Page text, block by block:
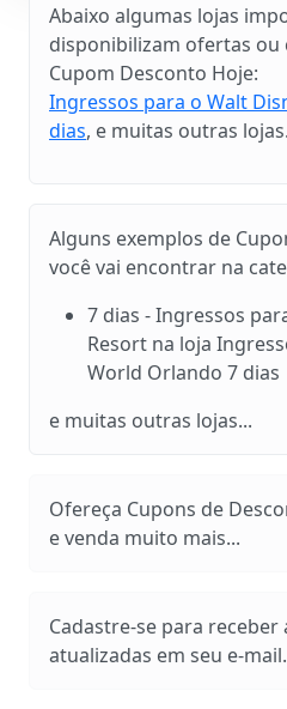
Abaixo algumas lojas
disponibilizam ofertas ou
Cupom Desconto Hoje:
Ingressos para o Walt
dias, e muitas outras
Alguns exemplos de
você vai encontrar na
7 dias - Ingressos
Resort na loja
World Orlando 7 dias
e muitas outras lojas...
Ofereça Cupons de
e venda muito mais...
Cadastre-se para receber
atualizadas em seu e-